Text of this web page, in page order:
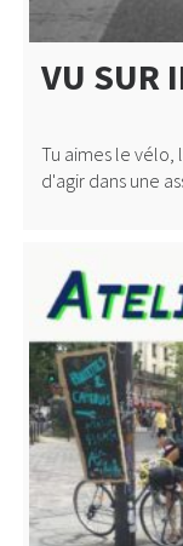
VU SUR
Tu aimes le vélo,
d'agir dans une